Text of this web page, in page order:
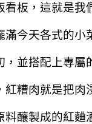
板，這就是我
今天各式的
並搭配上專屬
糟肉就是把
釀製成的紅